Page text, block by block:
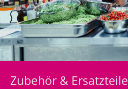
Zubehör & Ersatzteile